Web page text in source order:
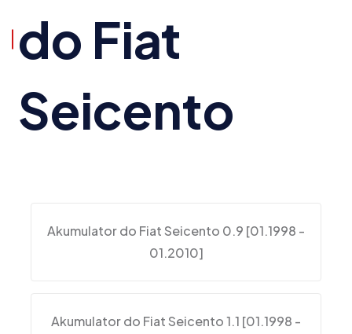
do Fiat
Seicento
Akumulator do Fiat Seicento 0.9 [01.1998 -
01.2010]
Akumulator do Fiat Seicento 1.1 [01.1998 -